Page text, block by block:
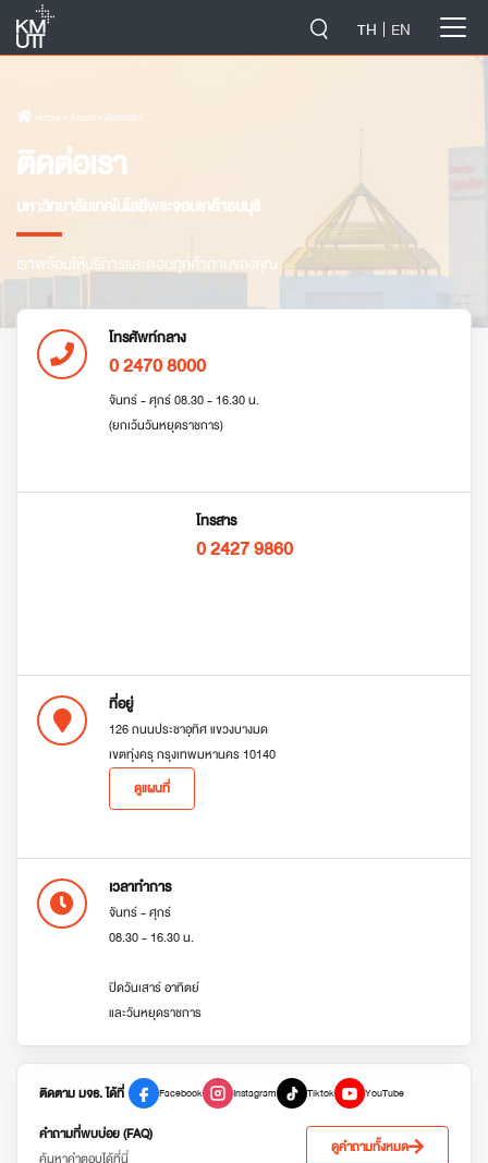
TH EN
Home › About › ติดต่อเรา
ติดต่อเรา
มหาวิทยาลัยเทคโนโลยีพระจอมเกล้าธนบุรี
เราพร้อมให้บริการและตอบทุกคำถามของคุณ
โทรศัพท์กลาง
0 2470 8000
จันทร์ - ศุกร์ 08.30 - 16.30 น.
(ยกเว้นวันหยุดราชการ)
โทรสาร
0 2427 9860
ที่อยู่
126 ถนนประชาอุทิศ แขวงบางมด
เขตทุ่งครุ กรุงเทพมหานคร 10140
ดูแผนที่
เวลาทำการ
จันทร์ - ศุกร์
08.30 - 16.30 น.
ปิดวันเสาร์ อาทิตย์
และวันหยุดราชการ
ติดตาม มจธ. ได้ที่ Facebook Instagram Tiktok YouTube
คำถามที่พบบ่อย (FAQ)
ดูคำถามทั้งหมด